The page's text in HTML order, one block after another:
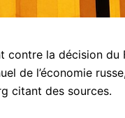
contre la décision
de l’économie
citant des sources.